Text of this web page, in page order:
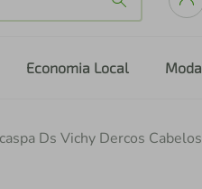
Economia Local Moda